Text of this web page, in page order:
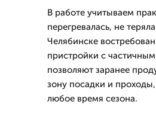
В работе учитываем
перегревалась, не
Челябинске
пристройки с
позволяют заранее
зону посадки и
любое время сезона.